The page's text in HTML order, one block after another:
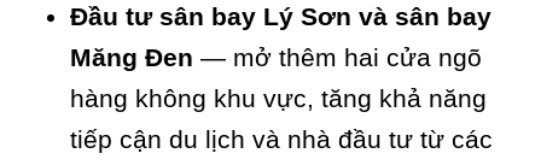
Đầu tư sân bay Lý Sơn và sân bay
Măng Đen — mở thêm hai cửa ngõ
hàng không khu vực, tăng khả năng
tiếp cận du lịch và nhà đầu tư từ các